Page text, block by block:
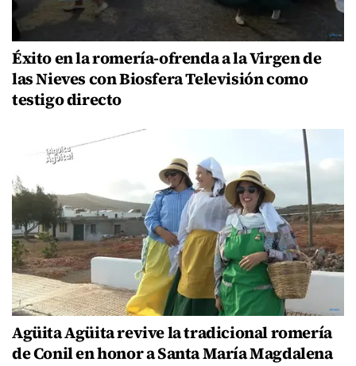
Éxito en la romería-ofrenda a la Virgen de
las Nieves con Biosfera Televisión como
testigo directo
Agüita Agüita revive la tradicional romería
de Conil en honor a Santa María Magdalena